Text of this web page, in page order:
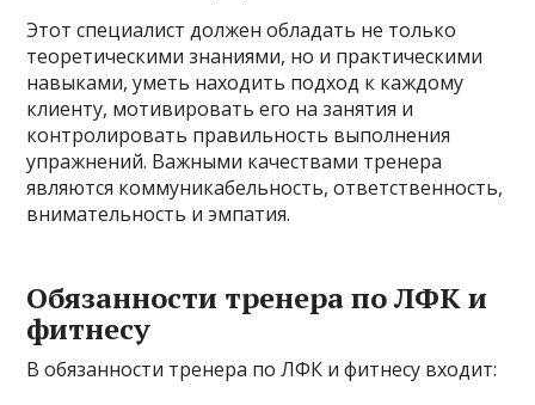
Этот специалист должен обладать не только
теоретическими знаниями, но и практическими
навыками, уметь находить подход к каждому
клиенту, мотивировать его на занятия и
контролировать правильность выполнения
упражнений. Важными качествами тренера
являются коммуникабельность, ответственность,
внимательность и эмпатия.
Обязанности тренера по ЛФК и
фитнесу
В обязанности тренера по ЛФК и фитнесу входит: